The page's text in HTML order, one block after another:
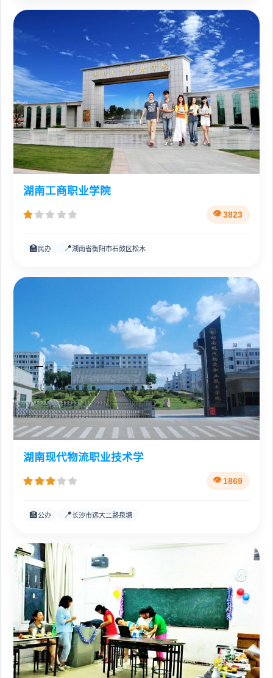
湖南工商职业学院
3823
🏫 民办 📍湖南省衡阳市石鼓区松木
湖南现代物流职业技术学
1869
🏫公办 📍长沙市远大二路泉塘